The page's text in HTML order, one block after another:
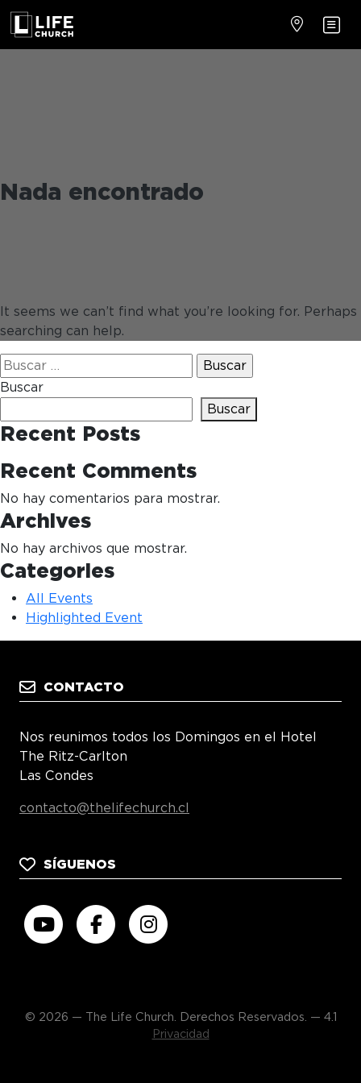
Nada encontrado
It seems we can’t find what you’re looking for. Perhaps
searching can help.
Buscar
por:
Buscar
Buscar
Recent Posts
Recent Comments
No hay comentarios para mostrar.
Archives
No hay archivos que mostrar.
Categories
All Events
Highlighted Event
CONTACTO
Nos reunimos todos los Domingos en el Hotel
The Ritz-Carlton
Las Condes
contacto@thelifechurch.cl
SÍGUENOS
© 2026 — The Life Church. Derechos Reservados. — 4.1
Privacidad